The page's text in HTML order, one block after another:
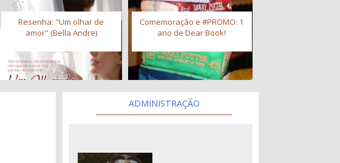
Resenha: "Um olhar de
amor" (Bella Andre)
Comemoração e #PROMO: 1
ano de Dear Book!
ADMINISTRAÇÃO